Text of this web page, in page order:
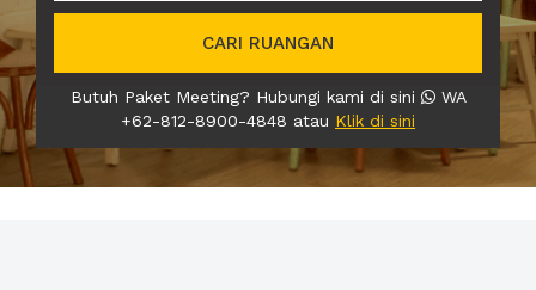
CARI RUANGAN
Butuh Paket Meeting? Hubungi kami di sini
WA
+62-812-8900-4848 atau Klik di sini